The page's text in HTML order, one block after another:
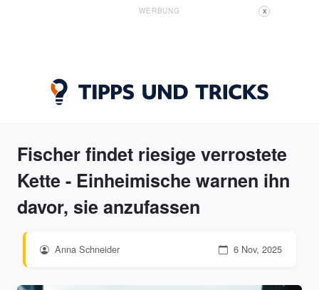
WERBUNG X
Fischer findet riesige verrostete
Kette - Einheimische warnen ihn
davor, sie anzufassen
Anna Schneider 6 Nov, 2025